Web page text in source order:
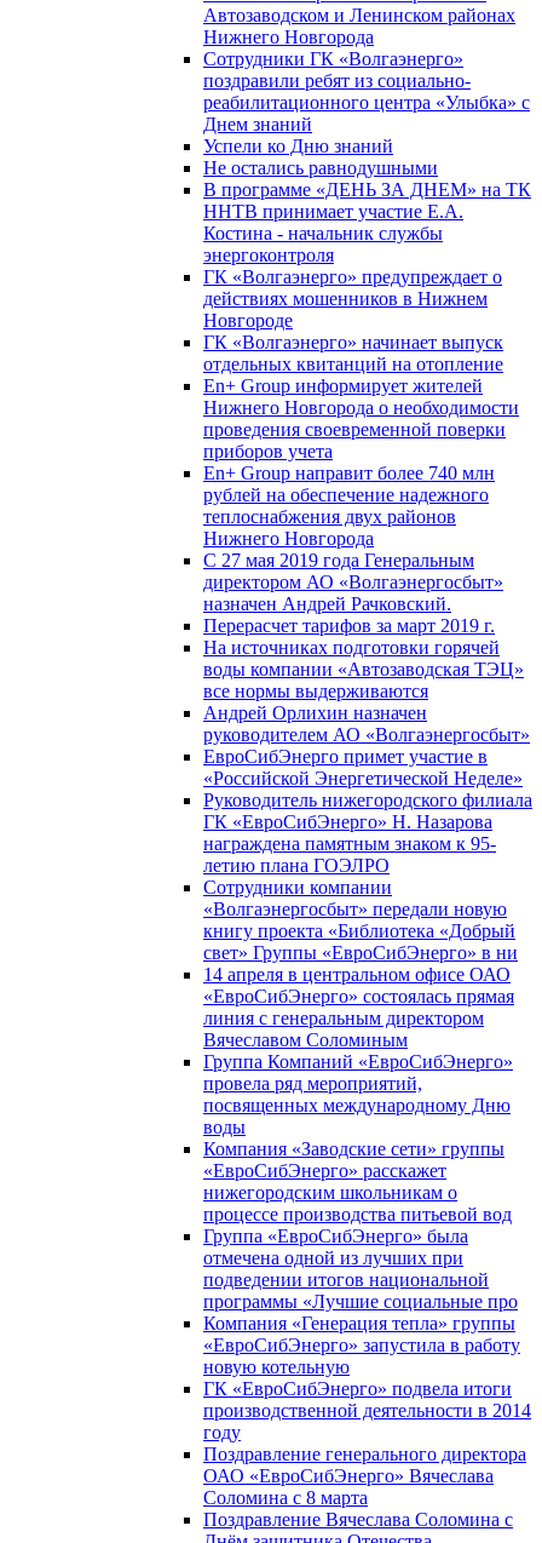
Автозаводском и Ленинском районах
Нижнего Новгорода
Сотрудники ГК «Волгаэнерго»
поздравили ребят из социально-
реабилитационного центра «Улыбка» с
Днем знаний
Успели ко Дню знаний
Не остались равнодушными
В программе «ДЕНЬ ЗА ДНЕМ» на ТК
ННТВ принимает участие Е.А.
Костина - начальник службы
энергоконтроля
ГК «Волгаэнерго» предупреждает о
действиях мошенников в Нижнем
Новгороде
ГК «Волгаэнерго» начинает выпуск
отдельных квитанций на отопление
En+ Group информирует жителей
Нижнего Новгорода о необходимости
проведения своевременной поверки
приборов учета
En+ Group направит более 740 млн
рублей на обеспечение надежного
теплоснабжения двух районов
Нижнего Новгорода
С 27 мая 2019 года Генеральным
директором АО «Волгаэнергосбыт»
назначен Андрей Рачковский.
Перерасчет тарифов за март 2019 г.
На источниках подготовки горячей
воды компании «Автозаводская ТЭЦ»
все нормы выдерживаются
Андрей Орлихин назначен
руководителем АО «Волгаэнергосбыт»
ЕвроСибЭнерго примет участие в
«Российской Энергетической Неделе»
Руководитель нижегородского филиала
ГК «ЕвроСибЭнерго» Н. Назарова
награждена памятным знаком к 95-
летию плана ГОЭЛРО
Сотрудники компании
«Волгаэнергосбыт» передали новую
книгу проекта «Библиотека «Добрый
свет» Группы «ЕвроСибЭнерго» в ни
14 апреля в центральном офисе ОАО
«ЕвроСибЭнерго» состоялась прямая
линия с генеральным директором
Вячеславом Соломиным
Группа Компаний «ЕвроСибЭнерго»
провела ряд мероприятий,
посвященных международному Дню
воды
Компания «Заводские сети» группы
«ЕвроСибЭнерго» расскажет
нижегородским школьникам о
процессе производства питьевой вод
Группа «ЕвроСибЭнерго» была
отмечена одной из лучших при
подведении итогов национальной
программы «Лучшие социальные про
Компания «Генерация тепла» группы
«ЕвроСибЭнерго» запустила в работу
новую котельную
ГК «ЕвроСибЭнерго» подвела итоги
производственной деятельности в 2014
году
Поздравление генерального директора
ОАО «ЕвроСибЭнерго» Вячеслава
Соломина с 8 марта
Поздравление Вячеслава Соломина с